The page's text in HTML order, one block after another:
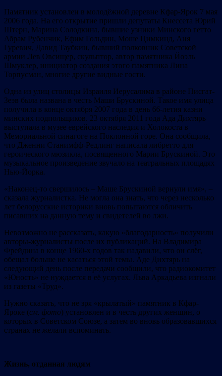
Памятник установлен в молодёжной деревне Кфар-Ярок 7 мая
2006 года. На его открытие пришли депутаты Кнессета Юрий
Штерн, Марина Солодкина, бывшие узники Минского гетто
Абрам Рубенчик, Ефим Гольдин, Моше Цимкинд, Аня
Гуревич, Давид Таубкин, бывший полковник Советской
армии Лев Овсищер, скульптор, автор памятника Йоэль
Шмуклер, инициатор создания этого памятника Лина
Торпусман, многие другие видные гости.
Одна из улиц столицы Израиля Иерусалима в районе Писгат-
Зеэв была названа в честь Маши Брускиной. Такое имя улица
получила в конце октября 2007 года в день 66-летия казни
минских подпольщиков. 23 октября 2011 года Ада Дихтярь
выступала в музее еврейского наследия и Холокоста в
Мемориальной синагоге на Поклонной горе. Она сообщила,
что Дженни Станимфф-Редлинг написала либретто для
героического мюзикла, посвященного Марии Брускиной. Это
музыкальное произведение звучало на театральных площадях
Нью-Йорка.
«Наконец-то свершилось – Маше Брускиной вернули имя», –
сказала журналистка. Не могла она знать, что через несколько
лет белорусские историки вновь попытаются обличить
писавших на данную тему и свидетелей во лжи.
Невозможно не рассказать, какую «благодарность» получили
авторы-журналисты после их публикаций. На Владимира
Фрейдина в конце 1960-х годов так надавили, что он слёг,
обещал больше не касаться этой темы. Аде Дихтярь на
следующий день после передачи сообщили, что радиокомитет
«Юность» не нуждается в её услугах. Льва Аркадьева изгнали
из газеты «Труд».
Нужно сказать, что не зря «крылатый» памятник в Кфар-
Яроке (см. фото) установлен и в честь других женщин, о
которых в Советском Союзе, а затем во вновь образовавшихся
странах не желали вспоминать.
Жизнь, отданная людям